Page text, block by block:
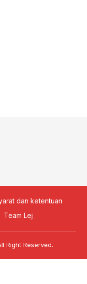
dan ketentuan
Team Lej
Right Reserved.